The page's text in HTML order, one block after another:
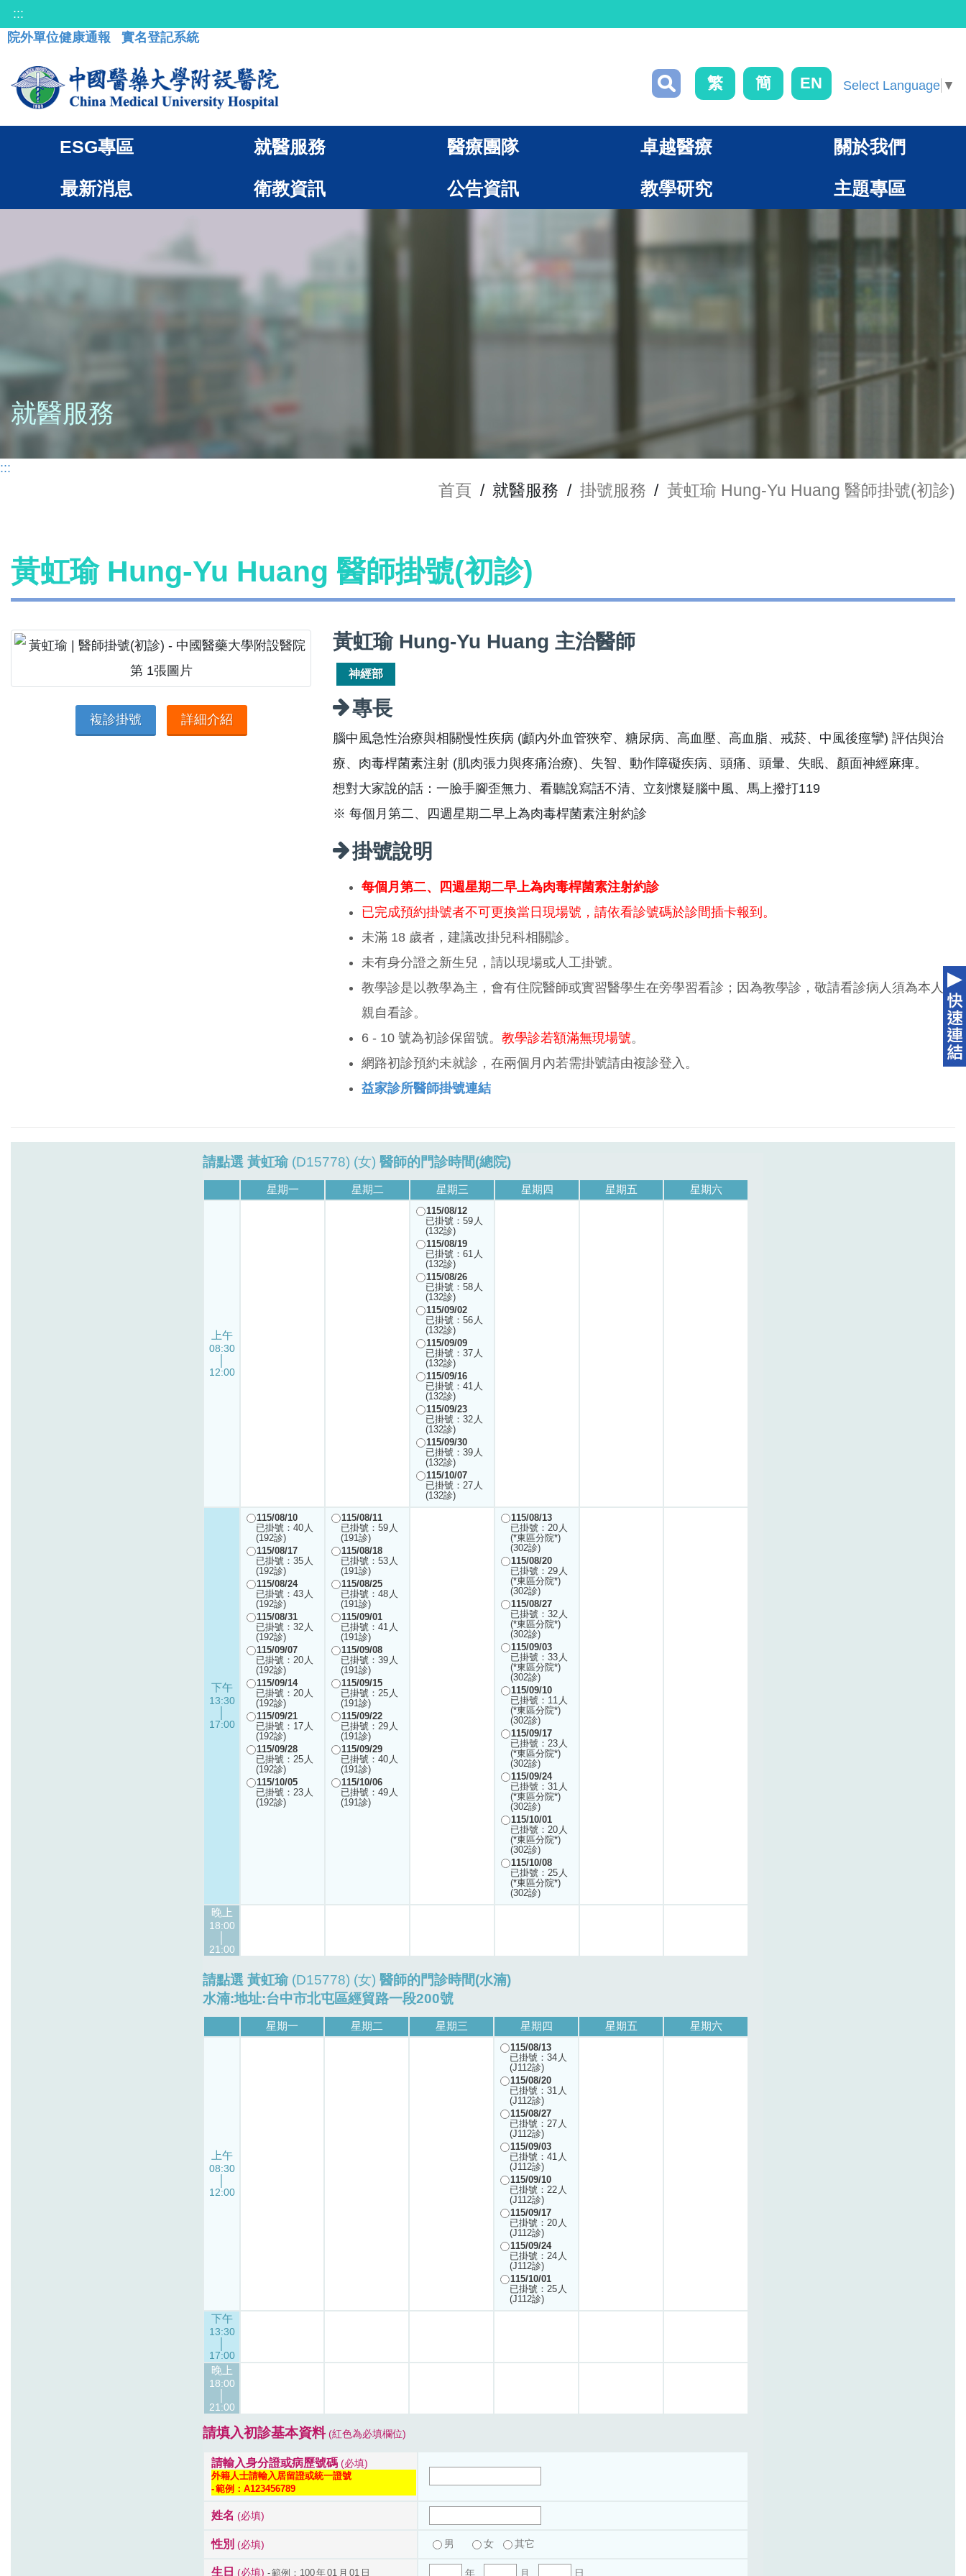
:::
院外單位健康通報
實名登記系統
繁 簡 EN Select Language ▼
ESG專區 就醫服務 醫療團隊 卓越醫療 關於我們
最新消息 衛教資訊 公告資訊 教學研究 主題專區
就醫服務
:::
首頁 / 就醫服務 / 掛號服務 / 黃虹瑜 Hung-Yu Huang 醫師掛號(初診)
黃虹瑜 Hung-Yu Huang 醫師掛號(初診)
複診掛號 詳細介紹
黃虹瑜 Hung-Yu Huang 主治醫師
神經部
專長
腦中風急性治療與相關慢性疾病 (顱內外血管狹窄、糖尿病、高血壓、高血脂、戒菸、中風後痙攣) 評估與治
療、肉毒桿菌素注射 (肌肉張力與疼痛治療)、失智、動作障礙疾病、頭痛、頭暈、失眠、顏面神經麻痺。
想對大家說的話：一臉手腳歪無力、看聽說寫話不清、立刻懷疑腦中風、馬上撥打119
※ 每個月第二、四週星期二早上為肉毒桿菌素注射約診
掛號說明
每個月第二、四週星期二早上為肉毒桿菌素注射約診
已完成預約掛號者不可更換當日現場號，請依看診號碼於診間插卡報到。
未滿 18 歲者，建議改掛兒科相關診。
未有身分證之新生兒，請以現場或人工掛號。
教學診是以教學為主，會有住院醫師或實習醫學生在旁學習看診；因為教學診，敬請看診病人須為本人
親自看診。
6 - 10 號為初診保留號。 教學診若額滿無現場號。
網路初診預約未就診，在兩個月內若需掛號請由複診登入。
益家診所醫師掛號連結